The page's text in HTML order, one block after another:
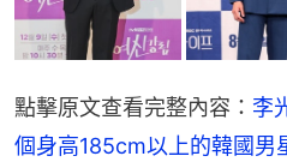
點擊原文查看完整內容： 李
個身高185cm以上的韓國男